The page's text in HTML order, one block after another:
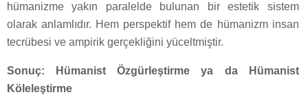
hümanizme yakın paralelde bulunan bir estetik sistem
olarak anlamlıdır. Hem perspektif hem de hümanizm insan
tecrübesi ve ampirik gerçekliğini yüceltmiştir.
Sonuç: Hümanist Özgürleştirme ya da Hümanist
Köleleştirme